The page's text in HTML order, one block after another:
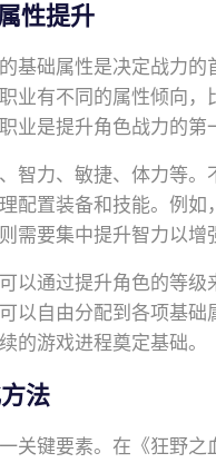
性提升
基础属性是决定战力
业有不同的属性倾向
业是提升角色战力的第
智力、敏捷、体力等
配置装备和技能。例
需要集中提升智力以增
以通过提升角色的等
以自由分配到各项基
的游戏进程奠定基础。
法
关键要素。在《狂野